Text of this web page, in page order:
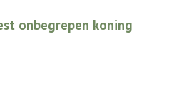
onbegrepen koning